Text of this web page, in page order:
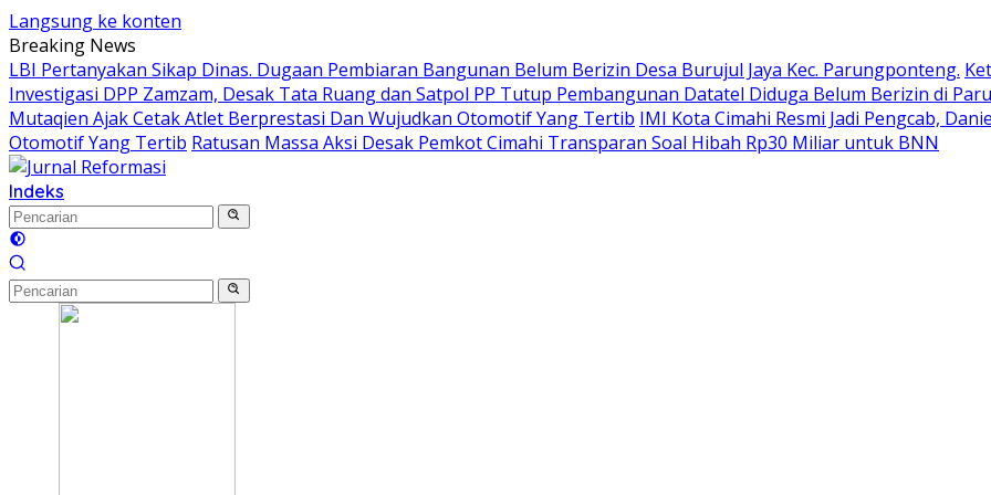
Langsung ke konten
Breaking News
LBI Pertanyakan Sikap Dinas. Dugaan Pembiaran Bangunan Belum Berizin Desa Burujul Jaya Kec. Parungponteng.
Investigasi DPP Zamzam, Desak Tata Ruang dan Satpol PP Tutup Pembangunan Datatel Diduga Belum Berizin di
Mutaqien Ajak Cetak Atlet Berprestasi Dan Wujudkan Otomotif Yang Tertib IMI Kota Cimahi Resmi Jadi Pengcab,
Otomotif Yang Tertib Ratusan Massa Aksi Desak Pemkot Cimahi Transparan Soal Hibah Rp30 Miliar untuk BNN
Indeks